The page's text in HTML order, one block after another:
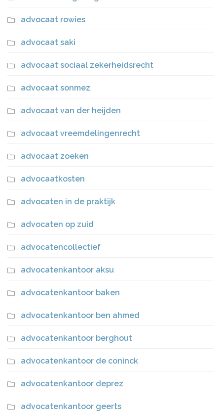
advocaat rowies
advocaat saki
advocaat sociaal zekerheidsrecht
advocaat sonmez
advocaat van der heijden
advocaat vreemdelingenrecht
advocaat zoeken
advocaatkosten
advocaten in de praktijk
advocaten op zuid
advocatencollectief
advocatenkantoor aksu
advocatenkantoor baken
advocatenkantoor ben ahmed
advocatenkantoor berghout
advocatenkantoor de coninck
advocatenkantoor deprez
advocatenkantoor geerts